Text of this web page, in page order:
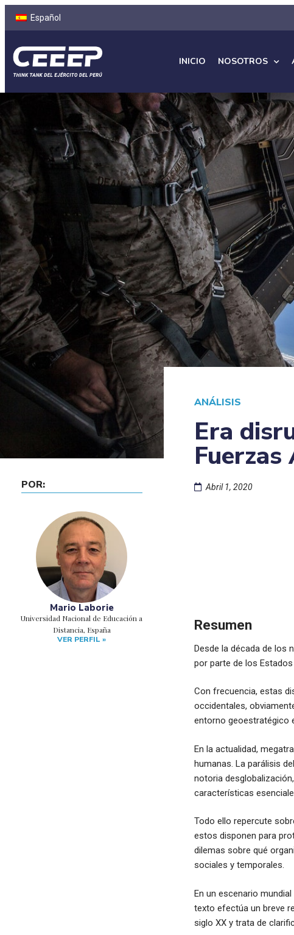
Español
INICIO NOSOTROS
POR:
Mario Laborie
Universidad Nacional de Educación a
Distancia, España
VER PERFIL »
ANÁLISIS
Era
Fuerzas
Abril 1, 2020
Resumen
Desde la década de los
por parte de los
Con frecuencia, estas
occidentales,
entorno geoestratégico
En la actualidad,
humanas. La parálisis
notoria
características
Todo ello repercute
estos disponen para
dilemas sobre qué
sociales y temporales.
En un escenario
texto efectúa un breve
siglo XX y trata de